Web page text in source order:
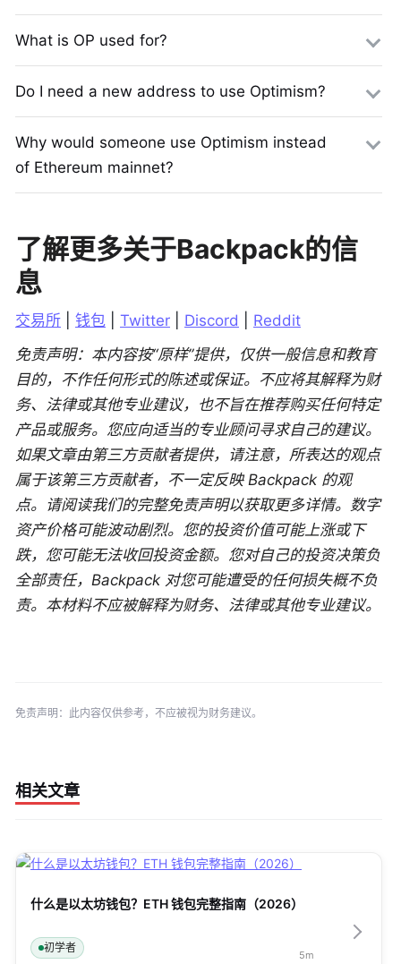
What is OP used for?
Do I need a new address to use Optimism?
Why would someone use Optimism instead
of Ethereum mainnet?
了解更多关于Backpack的信
息
交易所 钱包 Twitter Discord
Reddit
免责声明：本内容按“原样”提供，仅供一般信息和教育
目的，不作任何形式的陈述或保证。不应将其解释为财
务、法律或其他专业建议，也不旨在推荐购买任何特定
产品或服务。您应向适当的专业顾问寻求自己的建议。
如果文章由第三方贡献者提供，请注意，所表达的观点
属于该第三方贡献者，不一定反映 Backpack 的观
点。请阅读我们的完整免责声明以获取更多详情。数字
资产价格可能波动剧烈。您的投资价值可能上涨或下
跌，您可能无法收回投资金额。您对自己的投资决策负
全部责任，Backpack 对您可能遭受的任何损失概不负
责。本材料不应被解释为财务、法律或其他专业建议。
免责声明：此内容仅供参考，不应被视为财务建议。
相关文章
什么是以太坊钱包？ETH 钱包完整指南（2026）
初学者
5m